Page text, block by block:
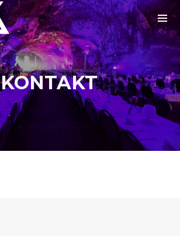
KONTAKT